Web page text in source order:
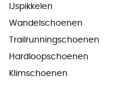
IJspikkelen
Wandelschoenen
Trailrunningschoenen
Hardloopschoenen
Klimschoenen